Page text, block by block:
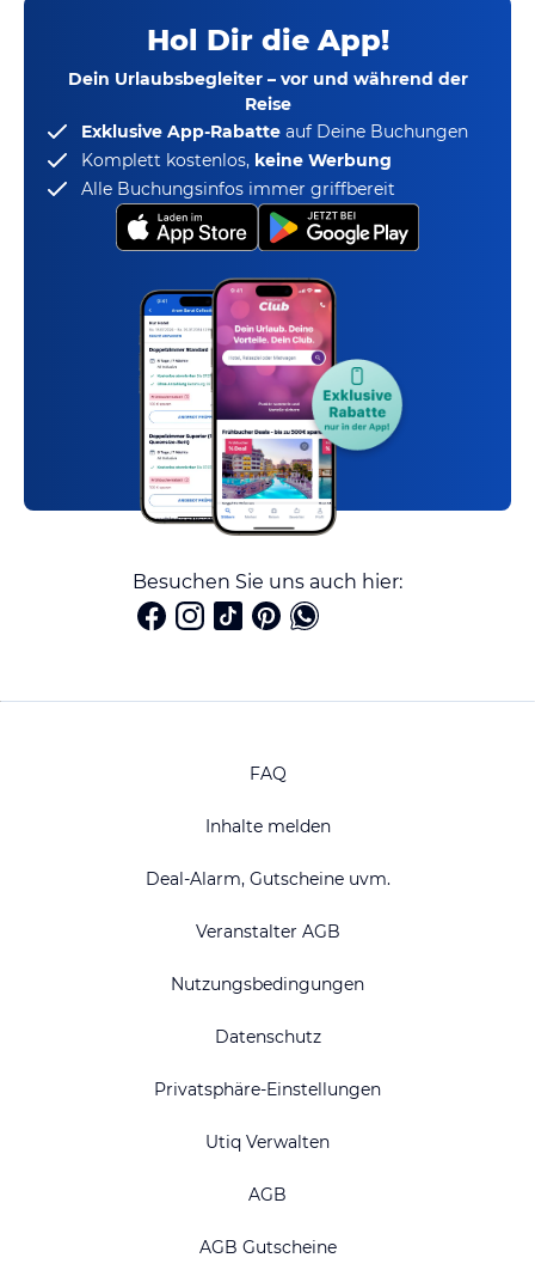
Hol Dir die App!
Dein Urlaubsbegleiter – vor und während der
Reise
Exklusive App-Rabatte auf Deine Buchungen
Komplett kostenlos, keine Werbung
Alle Buchungsinfos immer griffbereit
Besuchen Sie uns auch hier:
FAQ
Inhalte melden
Deal-Alarm, Gutscheine uvm.
Veranstalter AGB
Nutzungsbedingungen
Datenschutz
Privatsphäre-Einstellungen
Utiq Verwalten
AGB
AGB Gutscheine